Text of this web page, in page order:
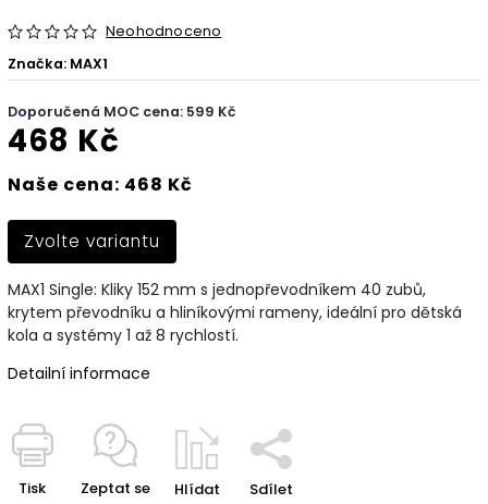
Neohodnoceno
Značka: MAX1
Doporučená MOC cena: 599 Kč
468 Kč
Naše cena: 468 Kč
Zvolte variantu
MAX1 Single: Kliky 152 mm s jednopřevodníkem 40 zubů,
krytem převodníku a hliníkovými rameny, ideální pro dětská
kola a systémy 1 až 8 rychlostí.
Detailní informace
Tisk Zeptat se Hlídat Sdílet